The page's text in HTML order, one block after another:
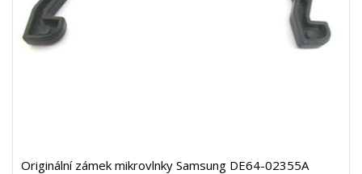
Originální zámek mikrovlnky Samsung DE64-02355A